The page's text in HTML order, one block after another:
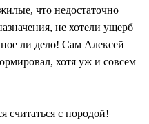
что недостаточно
не хотели ущерб
ли дело! Сам Алексей
хотя уж и совсем
считаться с породой!